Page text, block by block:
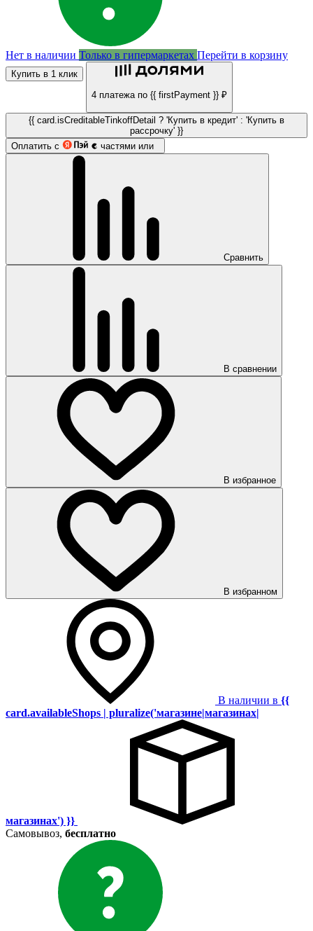
Нет в наличии Только в гипермаркетах Перейти в корзину
Купить в 1 клик
4 платежа по {{ firstPayment }} ₽
{{ card.isCreditableTinkoffDetail ? 'Купить в кредит' : 'Купить в
рассрочку' }}
Оплатить с
частями или
Сравнить
В сравнении
В избранное
В избранном
В наличии в {{
card.availableShops | pluralize('магазине|магазинах|
магазинах') }}
Самовывоз, бесплатно